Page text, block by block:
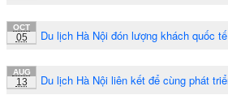
OCT
05 Du lịch Hà Nội đón lượng khách quốc
AUG
13 Du lịch Hà Nội liên kết để cùng phát